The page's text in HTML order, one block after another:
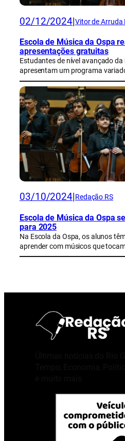
02/12/2024 Vitor de Arruda
Escola de Música da Ospa
apresentações gratuitas
Estudantes de nível avançado da
apresentam um programa
03/10/2024 Redação RS
Escola de Música da Ospa
para 2025
Na Escola da Ospa, os alunos
aprender com músicos que